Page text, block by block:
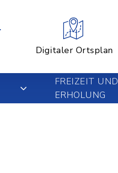
Digitaler Ortsplan
FREIZEIT UND
ERHOLUNG